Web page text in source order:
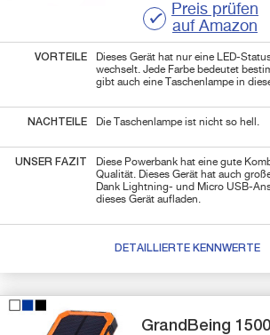
Preis prüfen
auf Amazon
VORTEILE
Dieses Gerät hat nur eine LED-
wechselt. Jede Farbe bedeutet
gibt auch eine Taschenlampe in
NACHTEILE Die Taschenlampe ist nicht so hell.
UNSER FAZIT
Diese Powerbank hat eine gute
Qualität. Dieses Gerät hat auch
Dank Lightning- und Micro USB-
dieses Gerät aufladen.
DETAILLIERTE KENNWERTE
GrandBeing